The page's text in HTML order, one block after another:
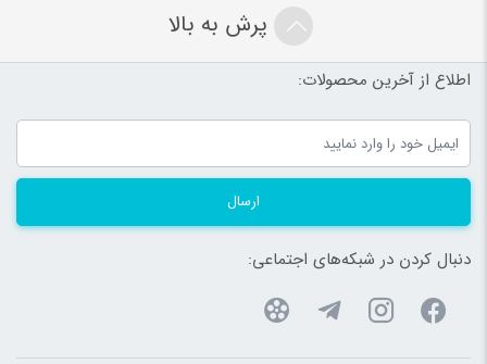
پرش به بالا
اطلاع از آخرین محصولات:
ارسال
دنبال کردن در شبکه‌های اجتماعی: